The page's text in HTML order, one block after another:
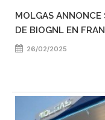
MOLGAS ANNONCE
DE BIOGNL EN
26/02/2025